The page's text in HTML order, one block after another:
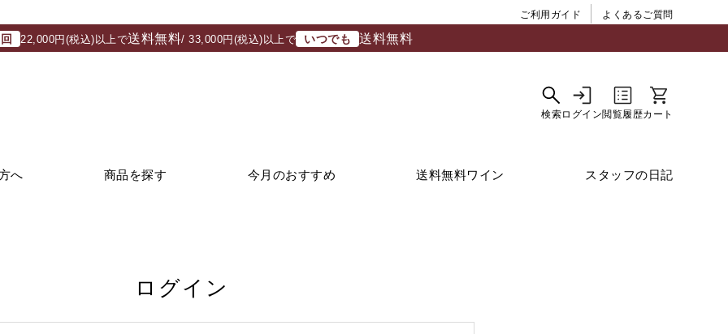
ご利用ガイド よくあるご質問
22,000円(税込)以上で送料無料/ 33,000円(税込)以上で いつでも 送料無料
へ 商品を探す 今月のおすすめ 送料無料ワイン スタッフの日記
ログイン